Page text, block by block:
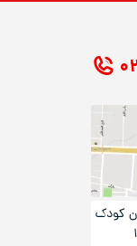
کودک